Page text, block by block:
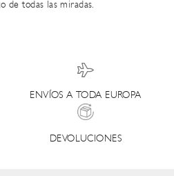
de todas las miradas.
ENVÍOS A TODA EUROPA
DEVOLUCIONES